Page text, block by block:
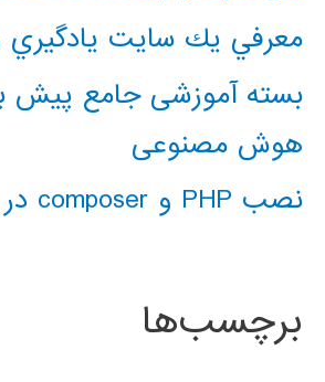
معرفي يك سايت يادگيري
بسته آموزشی جامع پیش
هوش مصنوعی
نصب PHP و composer در ویندوز 10
برچسب‌ها